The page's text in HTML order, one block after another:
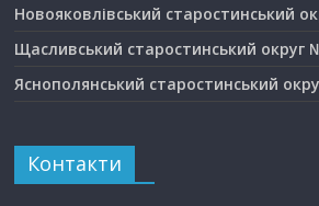
Новояковлівський старостинський
Щасливський старостинський округ
Яснополянський старостинський
Контакти